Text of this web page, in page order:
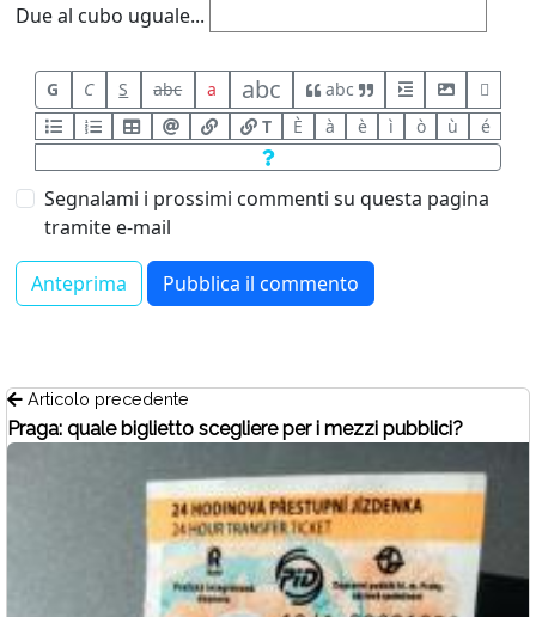
Due al cubo uguale...
G C S abc a abc
abc
T
È à è ì ò ù é
Segnalami i prossimi commenti su questa pagina
tramite e-mail
Articolo precedente
Praga: quale biglietto scegliere per i mezzi pubblici?